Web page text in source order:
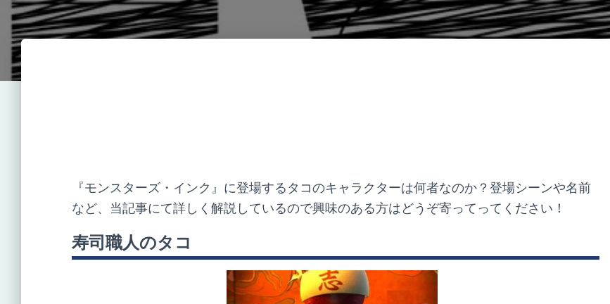
『モンスターズ・インク』に登場するタコのキャラクターは何者なのか？登場シーンや名前
など、当記事にて詳しく解説しているので興味のある方はどうぞ寄ってってください！
寿司職人のタコ